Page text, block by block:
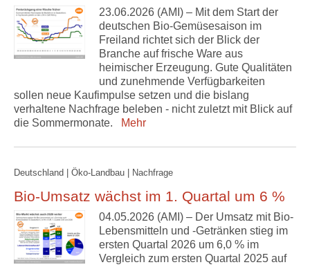
23.06.2026 (AMI) – Mit dem Start der
deutschen Bio-Gemüsesaison im
Freiland richtet sich der Blick der
Branche auf frische Ware aus
heimischer Erzeugung. Gute Qualitäten
und zunehmende Verfügbarkeiten
sollen neue Kaufimpulse setzen und die bislang
verhaltene Nachfrage beleben - nicht zuletzt mit Blick auf
die Sommermonate.
Mehr
Deutschland | Öko-Landbau | Nachfrage
Bio-Umsatz wächst im 1. Quartal um 6 %
04.05.2026 (AMI) – Der Umsatz mit Bio-
Lebensmitteln und -Getränken stieg im
ersten Quartal 2026 um 6,0 % im
Vergleich zum ersten Quartal 2025 auf